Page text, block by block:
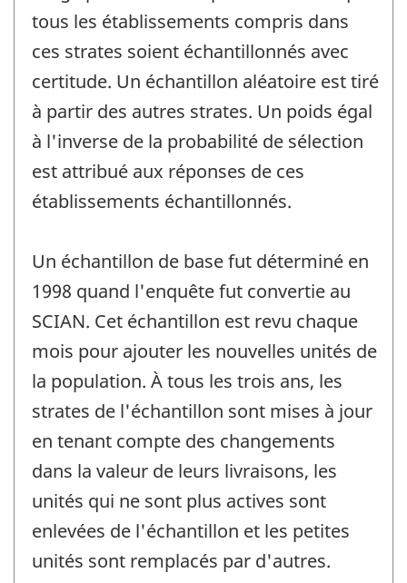
tous les établissements compris dans
ces strates soient échantillonnés avec
certitude. Un échantillon aléatoire est tiré
à partir des autres strates. Un poids égal
à l'inverse de la probabilité de sélection
est attribué aux réponses de ces
établissements échantillonnés.
Un échantillon de base fut déterminé en
1998 quand l'enquête fut convertie au
SCIAN. Cet échantillon est revu chaque
mois pour ajouter les nouvelles unités de
la population. À tous les trois ans, les
strates de l'échantillon sont mises à jour
en tenant compte des changements
dans la valeur de leurs livraisons, les
unités qui ne sont plus actives sont
enlevées de l'échantillon et les petites
unités sont remplacés par d'autres.